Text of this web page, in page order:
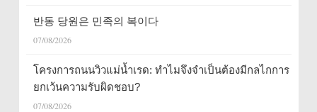
반동 당원은 민족의 복이다
07/08/2026
โครงการถนนวิวแม่น้ำเรด: ทำไมจึงจำเป็นต้องมีกลไกการ
ยกเว้นความรับผิดชอบ?
07/08/2026